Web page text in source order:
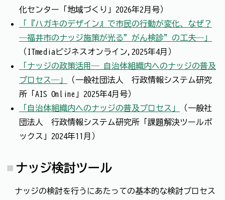
化センター「地域づくり」2026年2月号）
「『ハガキのデザイン』で市民の行動が変化、なぜ？
―福井市のナッジ施策が光る”がん検診”の工夫―」
（ITmediaビジネスオンライン,2025年4月）
「ナッジの政策活用― 自治体組織内へのナッジの普及
プロセス―」
（一般社団法人 行政情報システム研究
所「AIS Online」2025年4月号）
「自治体組織内へのナッジの普及プロセス」
（一般社
団法人 行政情報システム研究所「課題解決ツールボ
ックス」2024年11月）
ナッジ検討ツール
ナッジの検討を行うにあたっての基本的な検討プロセス